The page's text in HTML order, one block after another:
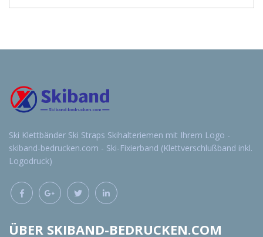
Ski Klettbänder Ski Straps Skihalteriemen mit Ihrem Logo -
skiband-bedrucken.com - Ski-Fixierband (Klettverschlußband inkl.
Logodruck)
ÜBER SKIBAND-BEDRUCKEN.COM